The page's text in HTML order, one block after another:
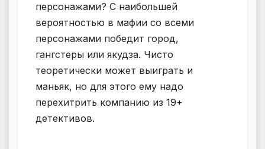
персонажами? С наибольшей
вероятностью в мафии со всеми
персонажами победит город,
гангстеры или якудза. Чисто
теоретически может выиграть и
маньяк, но для этого ему надо
перехитрить компанию из 19+
детективов.